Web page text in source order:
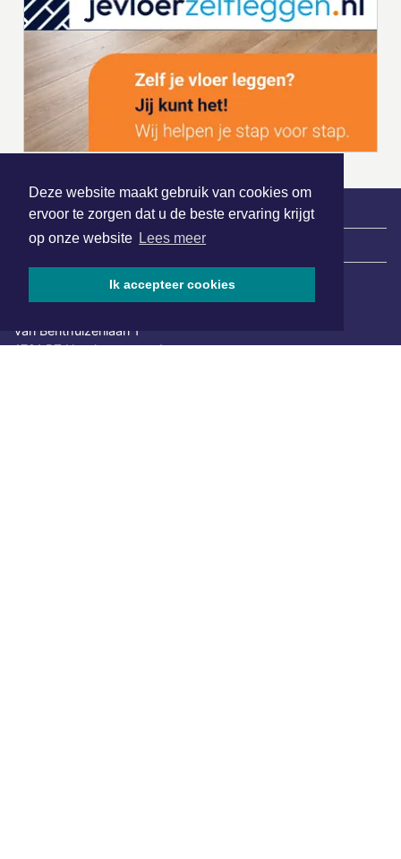
Deze website maakt gebruik van cookies om
ervoor te zorgen dat u de beste ervaring krijgt
op onze website Lees meer
Ik accepteer cookies
| Nieuws | Sport | Evenementen
van Benthuizenlaan 1
1701 BZ Heerhugowaard